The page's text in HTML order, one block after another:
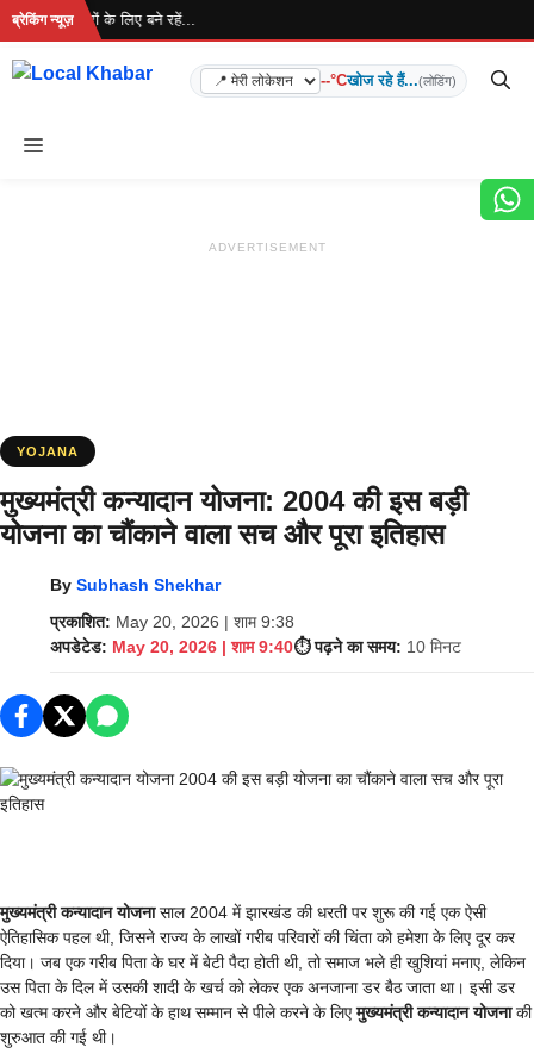
Skip
content
ब्रेकिंग न्यूज़
ताज़ा खबरों के लिए बने रहें...
--°Cखोज रहे हैं...(लोडिंग)
Menu
ADVERTISEMENT
YOJANA
मुख्यमंत्री कन्यादान योजना: 2004 की इस बड़ी
योजना का चौंकाने वाला सच और पूरा इतिहास
By Subhash Shekhar
प्रकाशित: May 20, 2026 | शाम 9:38
अपडेटेड: May 20, 2026 | शाम 9:40⏱️ पढ़ने का समय: 10 मिनट
मुख्यमंत्री कन्यादान योजनासाल 2004 में झारखंड की धरती पर शुरू की गई एक ऐसी
ऐतिहासिक पहल थी, जिसने राज्य के लाखों गरीब परिवारों की चिंता को हमेशा के लिए दूर कर
दिया। जब एक गरीब पिता के घर में बेटी पैदा होती थी, तो समाज भले ही खुशियां मनाए, लेकिन
उस पिता के दिल में उसकी शादी के खर्च को लेकर एक अनजाना डर बैठ जाता था। इसी डर
को खत्म करने और बेटियों के हाथ सम्मान से पीले करने के लिएमुख्यमंत्री कन्यादान योजनाकी
शुरुआत की गई थी।